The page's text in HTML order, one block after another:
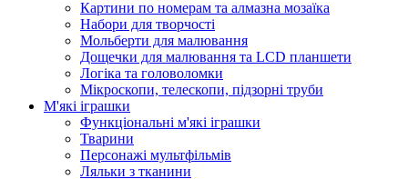
Картини по номерам та алмазна мозаїка
Набори для творчості
Мольберти для малювання
Дощечки для малювання та LCD планшети
Логіка та головоломки
Мікроскопи, телескопи, підзорні труби
М'які іграшки
Функціональні м'які іграшки
Тварини
Персонажі мультфільмів
Ляльки з тканини